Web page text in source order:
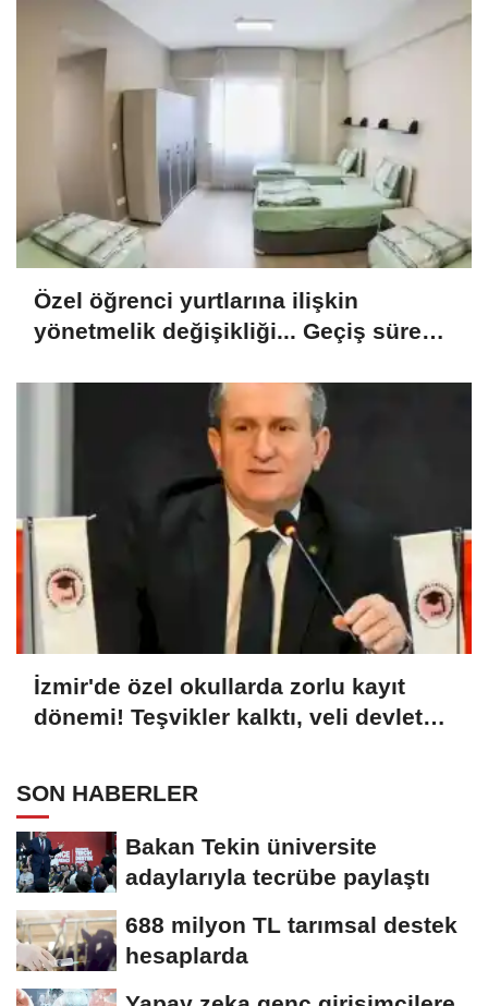
Özel öğrenci yurtlarına ilişkin
yönetmelik değişikliği... Geçiş süresi
İzmir'de özel okullarda zorlu kayıt
dönemi! Teşvikler kalktı, veli devlet
SON HABERLER
Bakan Tekin üniversite
adaylarıyla tecrübe paylaştı
688 milyon TL tarımsal destek
hesaplarda